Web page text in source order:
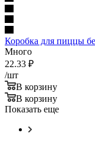
Коробка для пиццы
Много
22.33 ₽
/шт
В корзину
В корзину
Показать еще